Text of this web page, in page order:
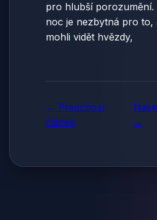
pro hlubší porozumění.
noc je nezbytná pro to,
mohli vidět hvězdy,
← Předchozí
článek
→